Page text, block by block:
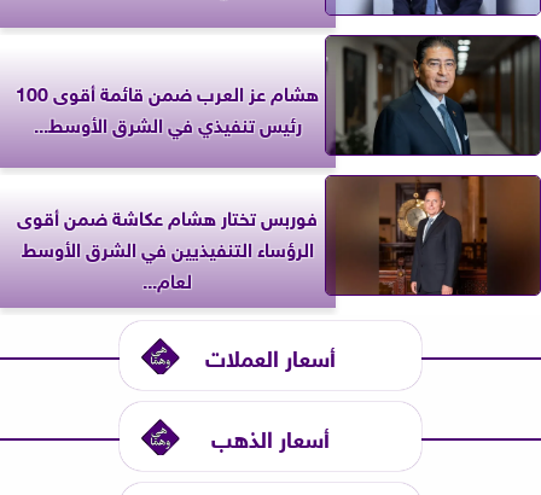
هشام عز العرب ضمن قائمة أقوى 100
رئيس تنفيذي في الشرق الأوسط...
فوربس تختار هشام عكاشة ضمن أقوى
الرؤساء التنفيذيين في الشرق الأوسط
لعام...
أسعار العملات
أسعار الذهب